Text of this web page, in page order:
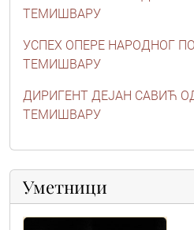
ТЕМИШВАРУ
УСПЕХ ОПЕРЕ НАРОДНОГ
ТЕМИШВАРУ
ДИРИГЕНТ ДЕЈАН САВИЋ
ТЕМИШВАРУ
Уметници